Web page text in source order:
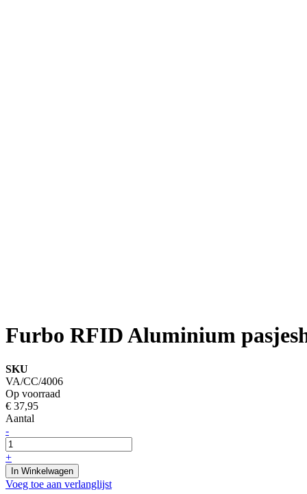
Furbo RFID Aluminium
SKU
VA/CC/4006
Op voorraad
€ 37,95
Aantal
-
+
In Winkelwagen
Voeg toe aan verlanglijst